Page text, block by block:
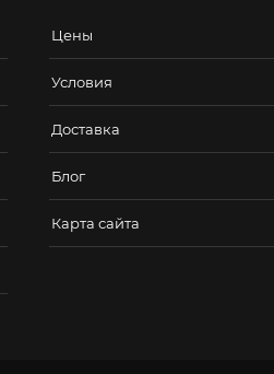
Цены
Условия
Доставка
Блог
Карта сайта